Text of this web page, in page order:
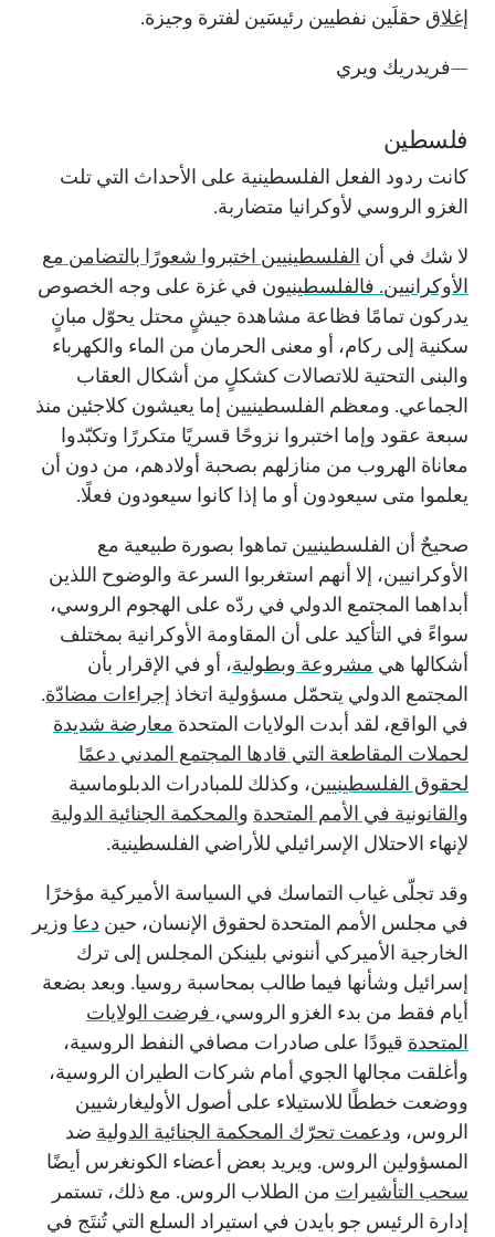
إغلاق حقلَين نفطيين رئيسَين لفترة وجيزة.
—فريدريك ويري
فلسطين
كانت ردود الفعل الفلسطينية على الأحداث التي تلت
الغزو الروسي لأوكرانيا متضاربة.
لا شك في أن الفلسطينيين اختبروا شعورًا بالتضامن مع
الأوكرانيين. فالفلسطينيون في غزة على وجه الخصوص
يدركون تمامًا فظاعة مشاهدة جيشٍ محتل يحوّل مبانٍ
سكنية إلى ركام، أو معنى الحرمان من الماء والكهرباء
والبنى التحتية للاتصالات كشكلٍ من أشكال العقاب
الجماعي. ومعظم الفلسطينيين إما يعيشون كلاجئين منذ
سبعة عقود وإما اختبروا نزوحًا قسريًا متكررًا وتكبّدوا
معاناة الهروب من منازلهم بصحبة أولادهم، من دون أن
يعلموا متى سيعودون أو ما إذا كانوا سيعودون فعلًا.
صحيحٌ أن الفلسطينيين تماهوا بصورة طبيعية مع
الأوكرانيين، إلا أنهم استغربوا السرعة والوضوح اللذين
أبداهما المجتمع الدولي في ردّه على الهجوم الروسي،
سواءً في التأكيد على أن المقاومة الأوكرانية بمختلف
أشكالها هي مشروعة وبطولية، أو في الإقرار بأن
المجتمع الدولي يتحمّل مسؤولية اتخاذ إجراءات مضادّة.
في الواقع، لقد أبدت الولايات المتحدة معارضة شديدة
لحملات المقاطعة التي قادها المجتمع المدني دعمًا
لحقوق الفلسطينيين، وكذلك للمبادرات الدبلوماسية
والقانونية في الأمم المتحدة والمحكمة الجنائية الدولية
لإنهاء الاحتلال الإسرائيلي للأراضي الفلسطينية.
وقد تجلّى غياب التماسك في السياسة الأميركية مؤخرًا
في مجلس الأمم المتحدة لحقوق الإنسان، حين دعا وزير
الخارجية الأميركي أننوني بلينكن المجلس إلى ترك
إسرائيل وشأنها فيما طالب بمحاسبة روسيا. وبعد بضعة
أيام فقط من بدء الغزو الروسي، فرضت الولايات
المتحدة قيودًا على صادرات مصافي النفط الروسية،
وأغلقت مجالها الجوي أمام شركات الطيران الروسية،
ووضعت خططًا للاستيلاء على أصول الأوليغارشيين
الروس، ودعمت تحرّك المحكمة الجنائية الدولية ضد
المسؤولين الروس. ويريد بعض أعضاء الكونغرس أيضًا
سحب التأشيرات من الطلاب الروس. مع ذلك، تستمر
إدارة الرئيس جو بايدن في استيراد السلع التي تُنتَج في